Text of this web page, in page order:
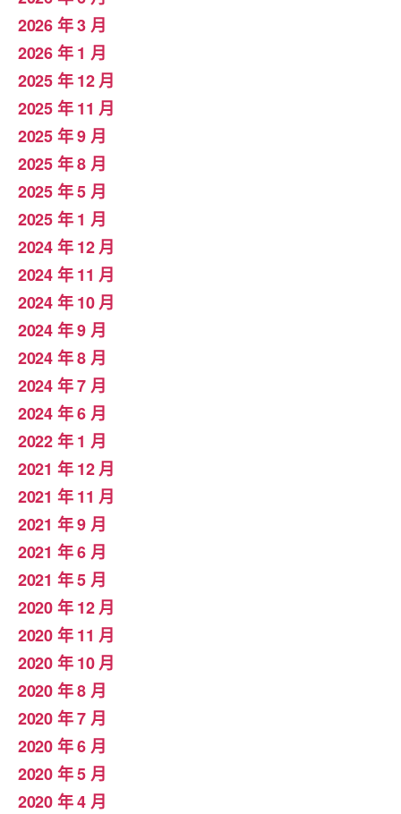
2026 年 3 月
2026 年 1 月
2025 年 12 月
2025 年 11 月
2025 年 9 月
2025 年 8 月
2025 年 5 月
2025 年 1 月
2024 年 12 月
2024 年 11 月
2024 年 10 月
2024 年 9 月
2024 年 8 月
2024 年 7 月
2024 年 6 月
2022 年 1 月
2021 年 12 月
2021 年 11 月
2021 年 9 月
2021 年 6 月
2021 年 5 月
2020 年 12 月
2020 年 11 月
2020 年 10 月
2020 年 8 月
2020 年 7 月
2020 年 6 月
2020 年 5 月
2020 年 4 月